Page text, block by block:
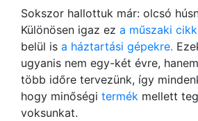
Sokszor hallottuk már: olcsó
Különösen igaz ez a műszaki
belül is a háztartási gépekre.
ugyanis nem egy-két évre,
több időre tervezünk, így
hogy minőségi termék mellett
voksunkat.